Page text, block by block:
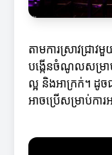
តាមការស្រាវជ្រា
បង្កើនចំណូលសម្រាប់
ល្អ និងអាក្រក់។ ដូ
អាចប្រើសម្រាប់ការ